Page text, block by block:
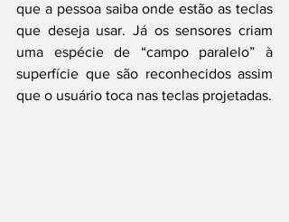
que a pessoa saiba onde estão as teclas
que deseja usar. Já os sensores criam
uma espécie de “campo paralelo” à
superfície que são reconhecidos assim
que o usuário toca nas teclas projetadas.